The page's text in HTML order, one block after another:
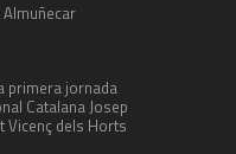
primera jornada
Catalana Josep
Vicenç dels Horts